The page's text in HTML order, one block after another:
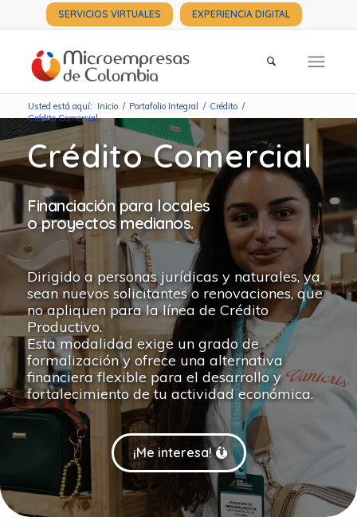
SERVICIOS VIRTUALES EXPERIENCIA DIGITAL
Usted está aquí: Inicio / Portafolio Integral / Crédito /
Crédito Comercial
Crédito Comercial
Financiación para locales
o proyectos medianos.
Dirigido a personas jurídicas y naturales, ya
sean nuevos solicitantes o renovaciones, que
no apliquen para la línea de Crédito
Productivo.
Esta modalidad exige un grado de
formalización y ofrece una alternativa
financiera flexible para el desarrollo y
fortalecimiento de tu actividad económica.
¡Me interesa!